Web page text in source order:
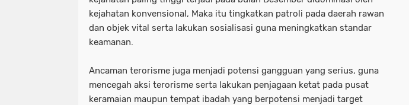
kejahatan konvensional, Maka itu tingkatkan patroli pada daerah rawan
dan objek vital serta lakukan sosialisasi guna meningkatkan standar
keamanan.
Ancaman terorisme juga menjadi potensi gangguan yang serius, guna
mencegah aksi terorisme serta lakukan penjagaan ketat pada pusat
keramaian maupun tempat ibadah yang berpotensi menjadi target